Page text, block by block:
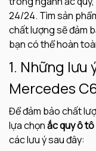
24/24. Tìm sản
chất lượng sẽ đảm
bạn có thể hoàn
1. Những lưu
Mercedes
Để đảm bảo chất
lựa chọnắc quy ô
các lưu ý sau đây: